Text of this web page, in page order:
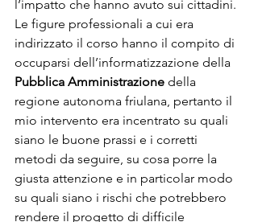
l’impatto che hanno avuto sui cittadini.
Le figure professionali a cui era
indirizzato il corso hanno il compito di
occuparsi dell’informatizzazione della
Pubblica Amministrazione della
regione autonoma friulana, pertanto il
mio intervento era incentrato su quali
siano le buone prassi e i corretti
metodi da seguire, su cosa porre la
giusta attenzione e in particolar modo
su quali siano i rischi che potrebbero
rendere il progetto di difficile